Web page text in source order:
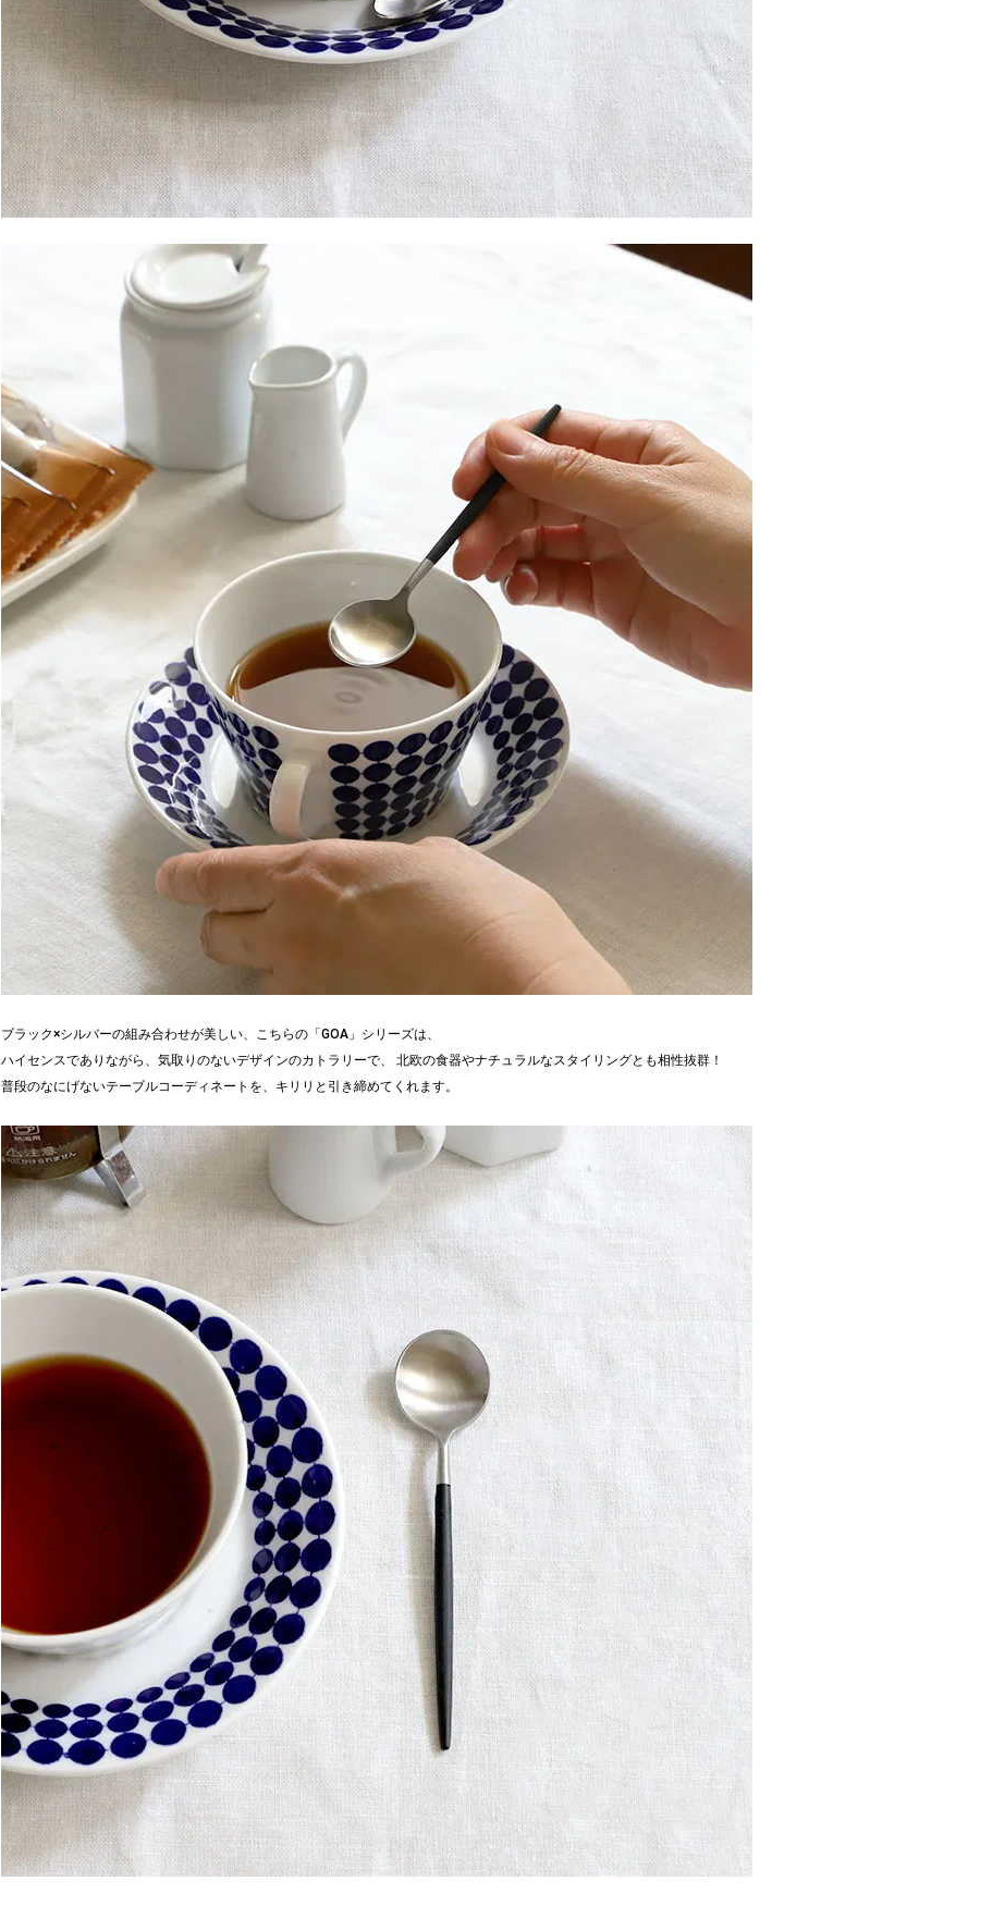
ブラック×シルバーの組み合わせが美しい、こちらの「GOA」シリーズは、
ハイセンスでありながら、気取りのないデザインのカトラリーで、 北欧の食器やナチュラルなスタイリングとも相性抜群！
普段のなにげないテーブルコーディネートを、キリリと引き締めてくれます。